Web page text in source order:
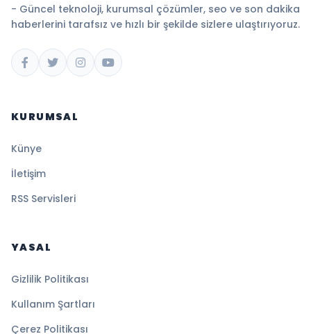
- Güncel teknoloji, kurumsal çözümler, seo ve son dakika
haberlerini tarafsız ve hızlı bir şekilde sizlere ulaştırıyoruz.
KURUMSAL
Künye
İletişim
RSS Servisleri
YASAL
Gizlilik Politikası
Kullanım Şartları
Çerez Politikası